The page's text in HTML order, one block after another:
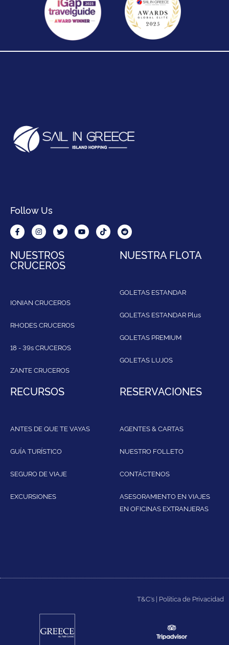
Follow Us
NUESTROS
CRUCEROS
IONIAN CRUCEROS
RHODES CRUCEROS
18 - 39s CRUCEROS
ZANTE CRUCEROS
NUESTRA FLOTA
GOLETAS ESTANDAR
GOLETAS ESTANDAR Plus
GOLETAS PREMIUM
GOLETAS LUJOS
RECURSOS
ANTES DE QUE TE VAYAS
GUÍA TURÍSTICO
SEGURO DE VIAJE
EXCURSIONES
RESERVACIONES
AGENTES & CARTAS
NUESTRO FOLLETO
CONTÁCTENOS
ASESORAMIENTO EN VIAJES
EN OFICINAS EXTRANJERAS
T&C's | Política de Privacidad